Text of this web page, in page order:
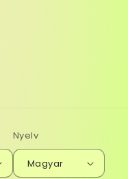
Nyelv
Magyar